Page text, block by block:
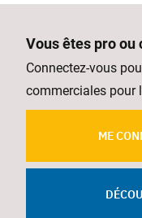
Vous êtes pro
Connectez-vous
commerciales pour
ME